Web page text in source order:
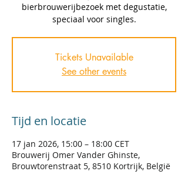
bierbrouwerijbezoek met degustatie,
speciaal voor singles.
Tickets Unavailable
See other events
Tijd en locatie
17 jan 2026, 15:00 – 18:00 CET
Brouwerij Omer Vander Ghinste,
Brouwtorenstraat 5, 8510 Kortrijk, België